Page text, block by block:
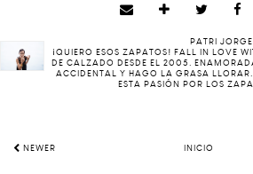
PATRI JORGE
¡QUIERO ESOS ZAPATOS! FALL IN LOVE
DE CALZADO DESDE EL 2005.
ACCIDENTAL Y HAGO LA GRASA
ESTA PASIÓN POR LOS
NEWER INICIO